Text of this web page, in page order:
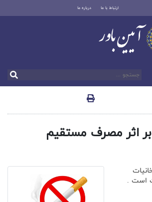
ارتباط با ما درباره ما
بر اثر مصرف مستقیم
است .